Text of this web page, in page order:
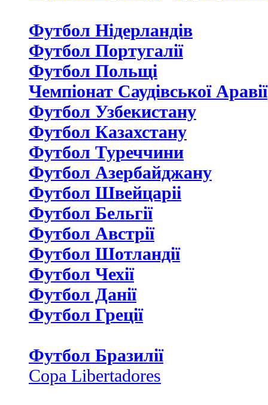
Футбол Нідерландiв
Футбол Португалії
Футбол Польщі
Чемпіонат Саудівської Аравії
Футбол Узбекистану
Футбол Казахстану
Футбол Туреччини
Футбол Азербайджану
Футбол Швейцаріі
Футбол Бельгії
Футбол Австрії
Футбол Шотландії
Футбол Чехії
Футбол Данії
Футбол Греції
Футбол Бразилії
Copa Libertadores